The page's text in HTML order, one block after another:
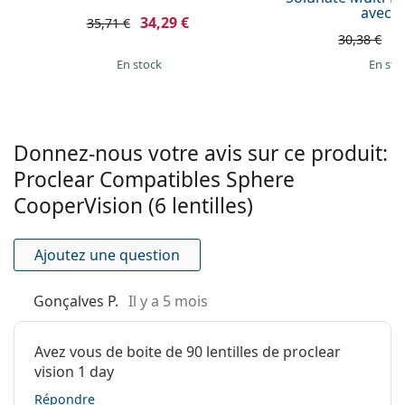
Proclear Compatibles, Proclear Sphere, et
Proclear Compatibles Sphere?
Autres lentilles de contact
mensuelles
Air Optix Aqua
Lenjoy Monthly Comfort
PureVision 2
manipulation:
dormir avec ces
Paquet
Fabriquant:
CooperVision
lentilles:
Autres
35,71 € 34,29 €
en stock
avec
30,38 €
en
Donnez-nous votre avis sur ce produit:
Proclear Compatibles Sphere
CooperVision (6 lentilles)
Ajoutez une question
Gonçalves P. Il y a 5 mois
Avez vous de boite de 90 lentilles de proclear
vision 1 day
Répondre